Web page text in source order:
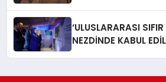
‘ULUSLARARASI
NEZDİNDE KABUL